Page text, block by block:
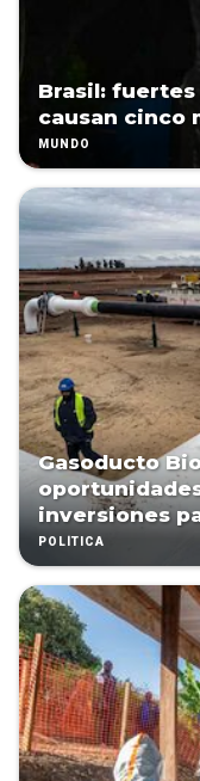
Brasil:
causan cinco
MUNDO
Gasoducto
inversiones
POLÍTICA